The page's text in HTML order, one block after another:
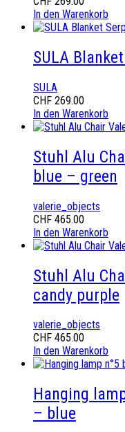
In den Warenkorb
SULA
SULA
CHF 269.00
In den Warenkorb
Stuhl Alu
blue – green
valerie_objects
CHF 465.00
In den Warenkorb
Stuhl Alu
candy purple
valerie_objects
CHF 465.00
In den Warenkorb
Hanging
– blue